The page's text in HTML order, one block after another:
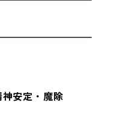
安定・魔除